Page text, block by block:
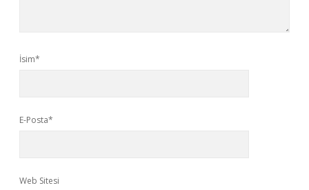
İsim*
E-Posta*
Web Sitesi